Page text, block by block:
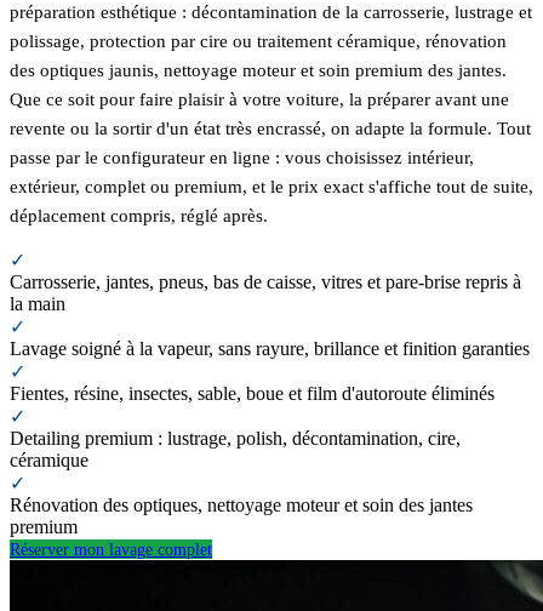
préparation esthétique : décontamination de la carrosserie, lustrage et
polissage, protection par cire ou traitement céramique, rénovation
des optiques jaunis, nettoyage moteur et soin premium des jantes.
Que ce soit pour faire plaisir à votre voiture, la préparer avant une
revente ou la sortir d'un état très encrassé, on adapte la formule. Tout
passe par le configurateur en ligne : vous choisissez intérieur,
extérieur, complet ou premium, et le prix exact s'affiche tout de suite,
déplacement compris, réglé après.
✓
Carrosserie, jantes, pneus, bas de caisse, vitres et pare-brise repris à
la main
✓
Lavage soigné à la vapeur, sans rayure, brillance et finition garanties
✓
Fientes, résine, insectes, sable, boue et film d'autoroute éliminés
✓
Detailing premium : lustrage, polish, décontamination, cire,
céramique
✓
Rénovation des optiques, nettoyage moteur et soin des jantes
premium
Réserver mon lavage complet